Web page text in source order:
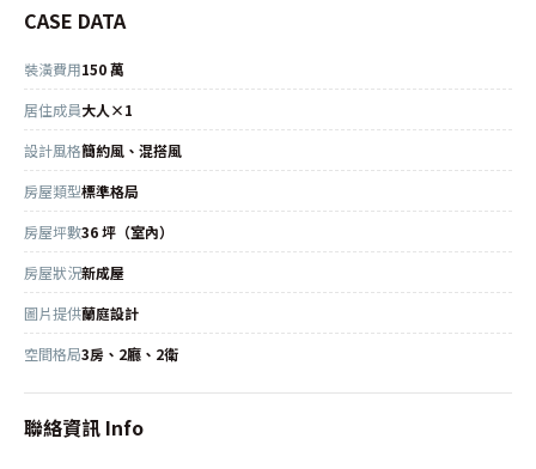
CASE DATA
裝潢費用150 萬
居住成員大人×1
設計風格簡約風、混搭風
房屋類型標準格局
房屋坪數36 坪（室內）
房屋狀況新成屋
圖片提供蘭庭設計
空間格局3房、2廳、2衛
聯絡資訊 Info